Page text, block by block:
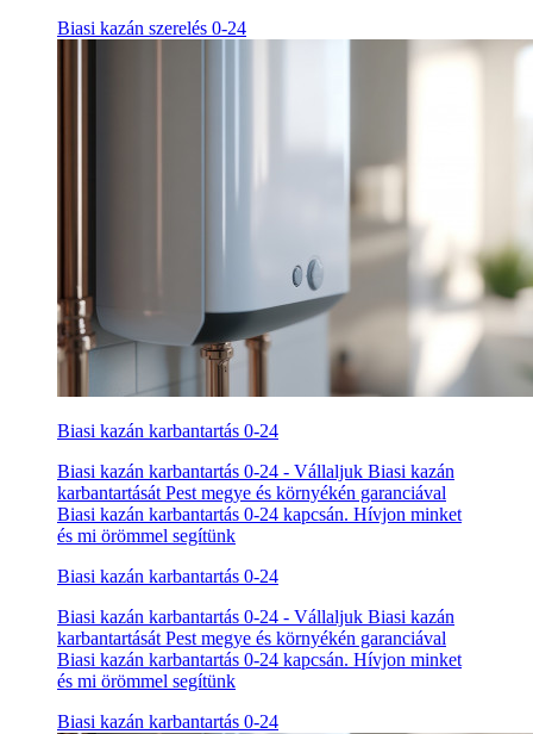
Biasi kazán szerelés 0-24
Biasi kazán karbantartás 0-24
Biasi kazán karbantartás 0-24 - Vállaljuk Biasi kazán
karbantartását Pest megye és környékén garanciával
Biasi kazán karbantartás 0-24 kapcsán. Hívjon minket
és mi örömmel segítünk
Biasi kazán karbantartás 0-24
Biasi kazán karbantartás 0-24 - Vállaljuk Biasi kazán
karbantartását Pest megye és környékén garanciával
Biasi kazán karbantartás 0-24 kapcsán. Hívjon minket
és mi örömmel segítünk
Biasi kazán karbantartás 0-24